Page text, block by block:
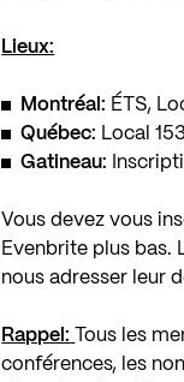
Lieux:
Montréal: ÉTS,
Québec: Local
Gatineau:
Vous devez vous
Evenbrite plus bas.
nous adresser leur
Rappel: Tous les
conférences, les